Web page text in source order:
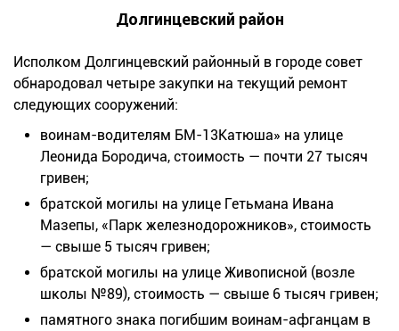
Долгинцевский район
Исполком Долгинцевский районный в городе совет
обнародовал четыре закупки на текущий ремонт
следующих сооружений:
воинам-водителям БМ-13Катюша» на улице
Леонида Бородича, стоимость — почти 27 тысяч
гривен;
братской могилы на улице Гетьмана Ивана
Мазепы, «Парк железнодорожников», стоимость
— свыше 5 тысяч гривен;
братской могилы на улице Живописной (возле
школы №89), стоимость — свыше 6 тысяч гривен;
памятного знака погибшим воинам-афганцам в